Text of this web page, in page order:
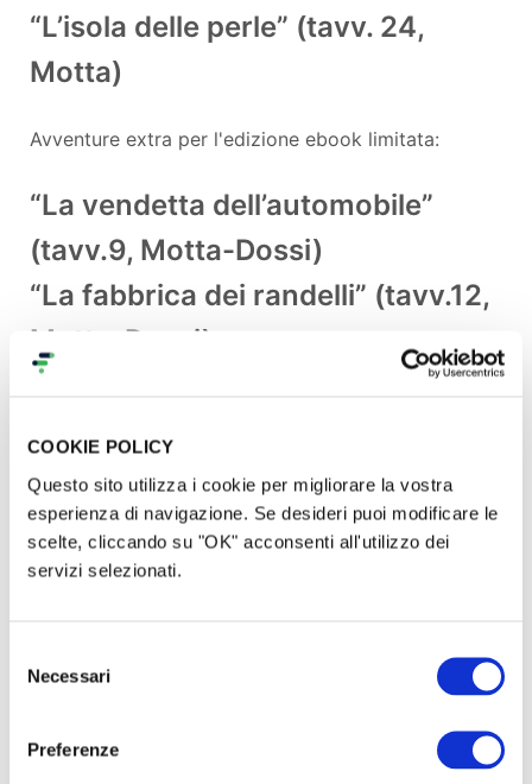
COOKIE POLICY
Questo sito utilizza i cookie per migliorare la vostra
esperienza di navigazione. Se desideri puoi modificare le
scelte, cliccando su "OK" acconsenti all'utilizzo dei
servizi selezionati.
delNecessari
Preferenze
“L’isola delle perle” (tavv. 24,
Motta)
Avventure extra per l'edizione ebook limitata:
“La vendetta dell’automobile”
(tavv.9, Motta-Dossi)
“La fabbrica dei randelli” (tavv.12,
Motta-Dossi)
Caratteristiche tecniche del